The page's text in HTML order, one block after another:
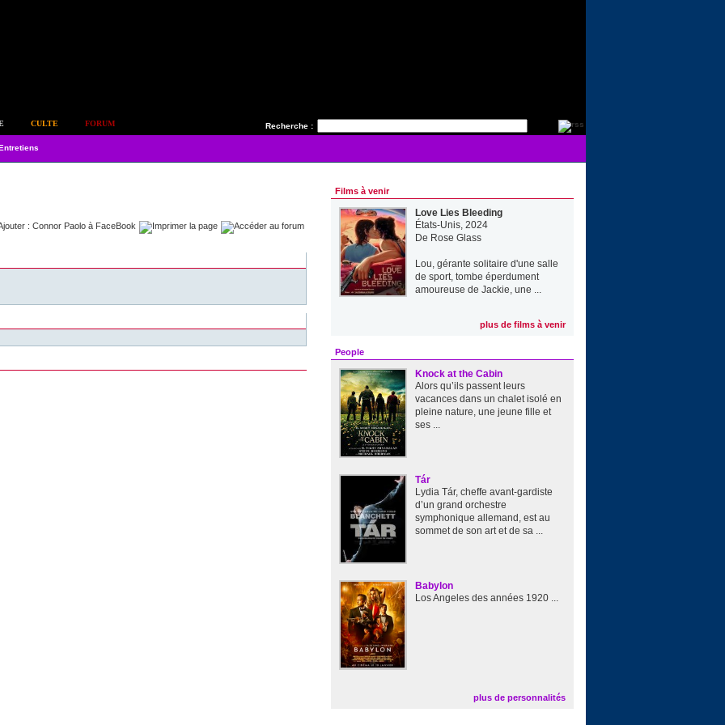
Recherche :
CULTE FORUM
Films à venir
Love Lies Bleeding
États-Unis, 2024
De Rose Glass
Lou, gérante solitaire d'une salle
de sport, tombe éperdument
amoureuse de Jackie, une ...
plus de films à venir
People
Knock at the Cabin
Alors qu’ils passent leurs
vacances dans un chalet isolé en
pleine nature, une jeune fille et
ses ...
Tár
Lydia Tár, cheffe avant-gardiste
d’un grand orchestre
symphonique allemand, est au
sommet de son art et de sa ...
Babylon
Los Angeles des années 1920 ...
plus de personnalités